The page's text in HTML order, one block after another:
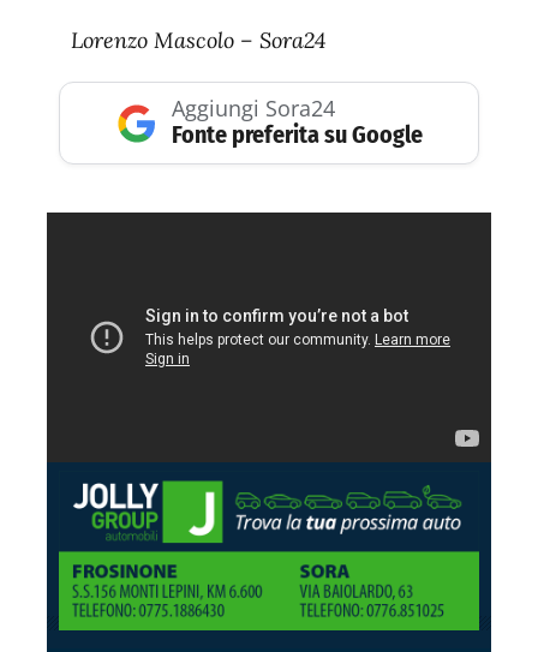
Lorenzo Mascolo – Sora24
Aggiungi Sora24
Fonte preferita su Google